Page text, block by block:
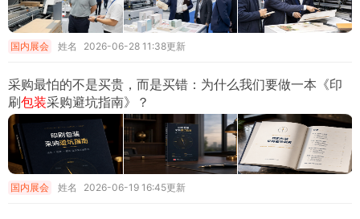
国内展会 姓名 2026-06-28 11:38更新
采购最怕的不是买贵，而是买错：为什么我们要做一本《印
刷包装采购避坑指南》？
国内展会 姓名 2026-06-19 16:45更新